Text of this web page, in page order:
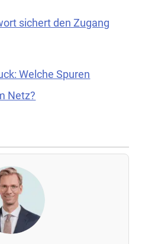
sichert den Zugang
Welche Spuren
Netz?